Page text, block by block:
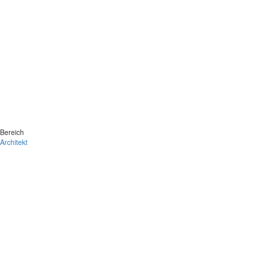
Bereich
Architekt